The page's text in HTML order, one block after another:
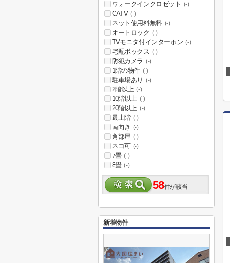
ウォークインクロゼット (-)
CATV (-)
ネット使用料無料 (-)
オートロック (-)
TVモニタ付インターホン (-)
宅配ボックス (-)
防犯カメラ (-)
1階の物件 (-)
駐車場あり (-)
2階以上 (-)
10階以上 (-)
20階以上 (-)
最上階 (-)
南向き (-)
角部屋 (-)
ネコ可 (-)
7畳 (-)
8畳 (-)
58件が該当
新着物件